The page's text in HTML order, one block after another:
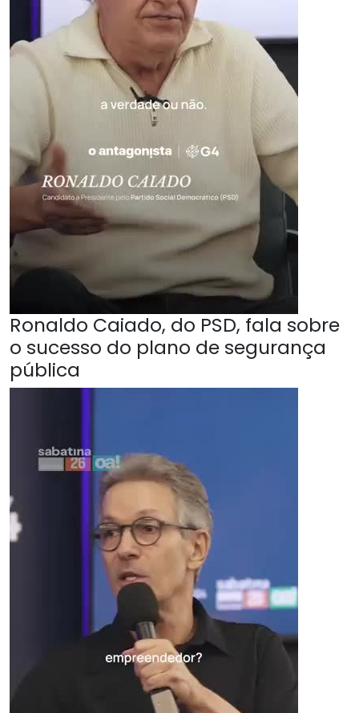
Ronaldo Caiado, do PSD, fala sobre
o sucesso do plano de segurança
pública